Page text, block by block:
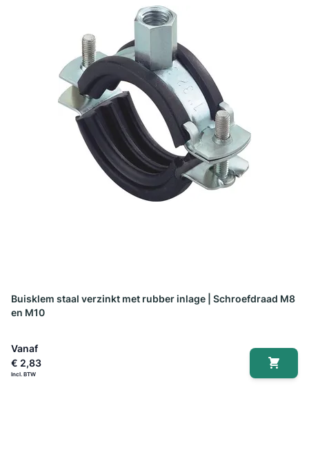
Buisklem staal verzinkt met rubber inlage | Schroefdraad M8
en M10
Vanaf
€ 2,83